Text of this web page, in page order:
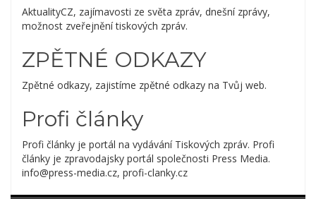
AktualityCZ, zajímavosti ze světa zpráv, dnešní zprávy,
možnost zveřejnění tiskových zpráv.
ZPĚTNÉ ODKAZY
Zpětné odkazy, zajistíme zpětné odkazy na Tvůj web.
Profi články
Profi články je portál na vydávání Tiskových zpráv. Profi
články je zpravodajsky portál společnosti Press Media.
info@press-media.cz, profi-clanky.cz